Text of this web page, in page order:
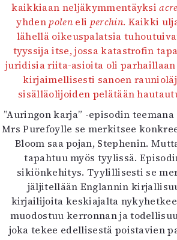
kaikkiaan neljäkymmentäyksi
yhden polen eli perchin. Kaikki
lähellä oikeuspalatsia
tyyssija itse, jossa katastrofin
juridisia riita-asioita oli
kirjaimellisesti sanoen
sisälläolijoiden pelätään
”Auringon karja” -episodin
Mrs Purefoylle se merkitsee
Bloom saa pojan, Stephenin.
tapahtuu myös tyylissä.
sikiönkehitys. Tyylillisesti se
jäljitellään Englannin
kirjailijoita keskiajalta
muodostuu kerronnan ja
joka tekee edellisestä poistavien